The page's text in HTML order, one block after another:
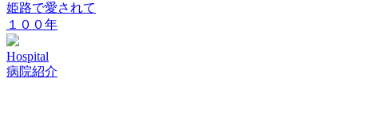
姫路で愛されて
１００年
Hospital
病院紹介